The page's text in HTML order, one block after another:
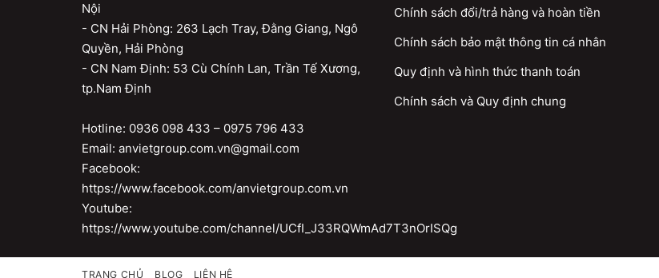
Nội
- CN Hải Phòng: 263 Lạch Tray, Đằng Giang, Ngô
Quyền, Hải Phòng
- CN Nam Định: 53 Cù Chính Lan, Trần Tế Xương,
tp.Nam Định
Hotline: 0936 098 433 – 0975 796 433
Email: anvietgroup.com.vn@gmail.com
Facebook:
https://www.facebook.com/anvietgroup.com.vn
Youtube:
https://www.youtube.com/channel/UCfI_J33RQWmAd7T3nOrISQg
Chính sách đổi/trả hàng và hoàn tiền
Chính sách bảo mật thông tin cá nhân
Quy định và hình thức thanh toán
Chính sách và Quy định chung
TRANG CHỦ BLOG LIÊN HỆ